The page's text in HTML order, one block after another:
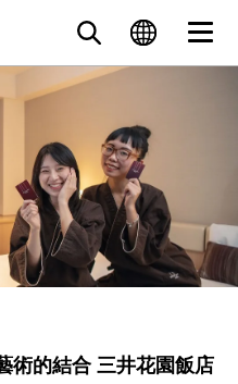
術的結合 三井花園飯店